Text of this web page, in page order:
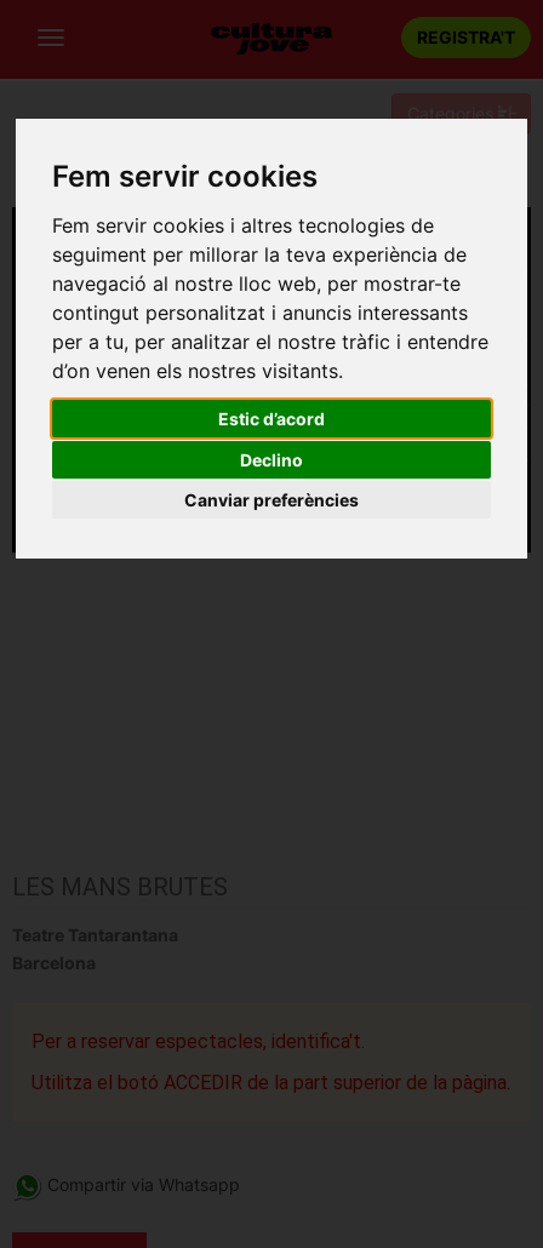
Fem servir cookies
Fem servir cookies i altres tecnologies de
seguiment per millorar la teva experiència de
navegació al nostre lloc web, per mostrar-te
contingut personalitzat i anuncis interessants
per a tu, per analitzar el nostre tràfic i entendre
d’on venen els nostres visitants.
Estic d’acord
Declino
Canviar preferències
REGISTRA'T
Portada Teatre Barcelona LES MANS BRUTES
LES MANS BRUTES
Teatre Tantarantana
Barcelona
Per a reservar espectacles, identifica't.
Utilitza el botó ACCEDIR de la part superior de la pàgina.
Compartir via Whatsapp